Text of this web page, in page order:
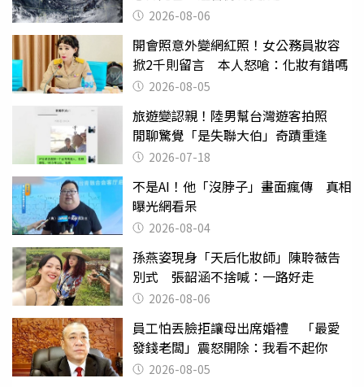
2026-08-06
開會照意外變網紅照！女公務員妝容
掀2千則留言 本人怒嗆：化妝有錯嗎
2026-08-05
旅遊變認親！陸男幫台灣遊客拍照
閒聊驚覺「是失聯大伯」奇蹟重逢
2026-07-18
不是AI！他「沒脖子」畫面瘋傳 真相
曝光網看呆
2026-08-04
孫燕姿現身「天后化妝師」陳聆薇告
別式 張韶涵不捨喊：一路好走
2026-08-06
員工怕丟臉拒讓母出席婚禮 「最愛
發錢老闆」震怒開除：我看不起你
2026-08-05